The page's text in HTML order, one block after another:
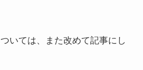
いては、また改めて記事にし